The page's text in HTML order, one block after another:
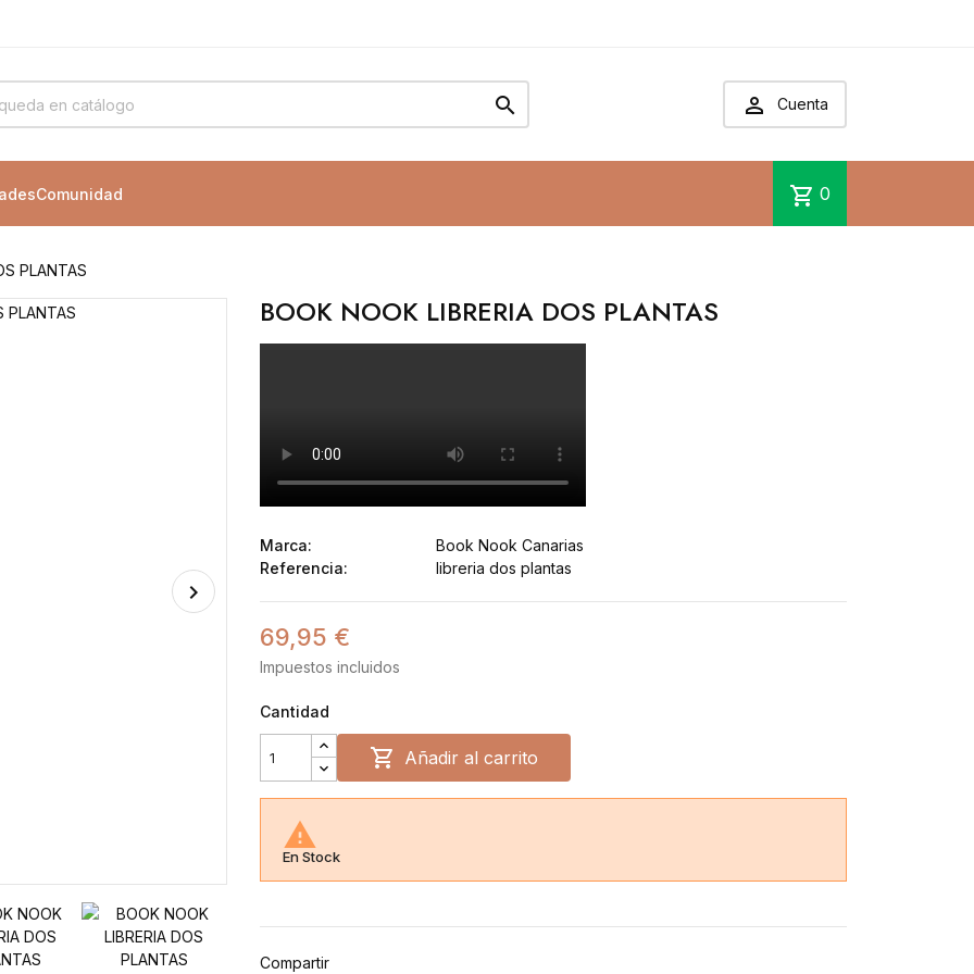
  Cuenta
Comunidad shopping_cart 0
PLANTAS
BOOK NOOK LIBRERIA DOS PLANTAS
Marca:
Book Nook Canarias
Referencia:
libreria dos plantas
69,95 €
Impuestos incluidos
Cantidad
 Añadir al carrito

En Stock
Compartir